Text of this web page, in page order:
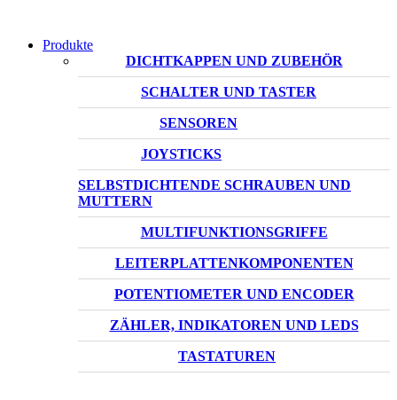
Produkte
DICHTKAPPEN UND ZUBEHÖR
SCHALTER UND TASTER
SENSOREN
JOYSTICKS
SELBSTDICHTENDE SCHRAUBEN UND
MUTTERN
MULTIFUNKTIONSGRIFFE
LEITERPLATTENKOMPONENTEN
POTENTIOMETER UND ENCODER
ZÄHLER, INDIKATOREN UND LEDS
TASTATUREN